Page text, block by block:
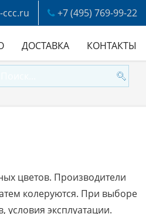
+7 (495) 769-99-22
ДОСТАВКА КОНТАКТЫ
цветов. Производители
колеруются. При выборе
условия эксплуатации.